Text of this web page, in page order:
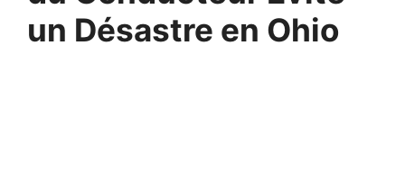
un Désastre en Ohio